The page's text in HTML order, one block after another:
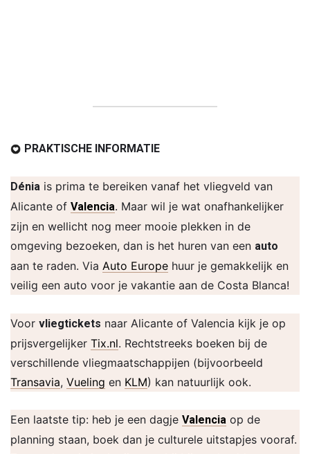
PRAKTISCHE INFORMATIE
Dénia is prima te bereiken vanaf het vliegveld van
Alicante of Valencia. Maar wil je wat onafhankelijker
zijn en wellicht nog meer mooie plekken in de
omgeving bezoeken, dan is het huren van een auto
aan te raden. Via Auto Europe huur je gemakkelijk en
veilig een auto voor je vakantie aan de Costa Blanca!
Voor vliegtickets naar Alicante of Valencia kijk je op
prijsvergelijker Tix.nl. Rechtstreeks boeken bij de
verschillende vliegmaatschappijen (bijvoorbeeld
Transavia, Vueling en KLM) kan natuurlijk ook.
Een laatste tip: heb je een dagje Valencia op de
planning staan, boek dan je culturele uitstapjes vooraf.